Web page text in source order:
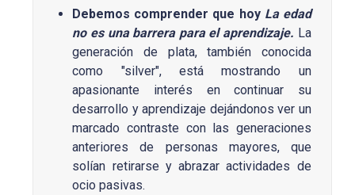
Debemos comprender que hoyLa edad
no es una barrera para el aprendizaje. La
generación de plata, también conocida
como "silver", está mostrando un
apasionante interés en continuar su
desarrollo y aprendizaje dejándonos ver un
marcado contraste con las generaciones
anteriores de personas mayores, que
solían retirarse y abrazar actividades de
ocio pasivas.